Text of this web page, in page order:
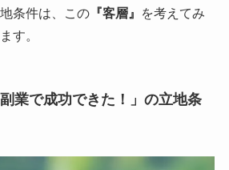
条件は、この『客層』
を考えてみ
す。
業で成功できた！」の立地条